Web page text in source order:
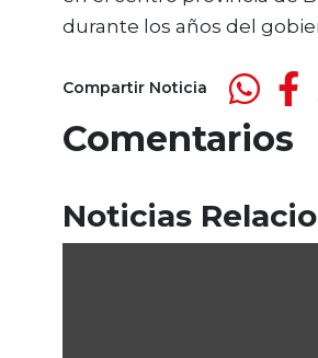
durante los años del
Compartir Noticia
Comentarios
Noticias